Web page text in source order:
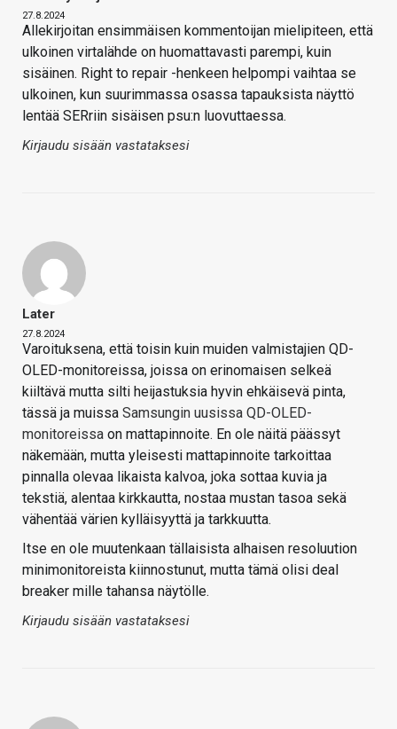
27.8.2024
Allekirjoitan ensimmäisen kommentoijan mielipiteen, että
ulkoinen virtalähde on huomattavasti parempi, kuin
sisäinen. Right to repair -henkeen helpompi vaihtaa se
ulkoinen, kun suurimmassa osassa tapauksista näyttö
lentää SERriin sisäisen psu:n luovuttaessa.
Kirjaudu sisään vastataksesi
Later
27.8.2024
Varoituksena, että toisin kuin muiden valmistajien QD-
OLED-monitoreissa, joissa on erinomaisen selkeä
kiiltävä mutta silti heijastuksia hyvin ehkäisevä pinta,
tässä ja muissa Samsungin uusissa QD-OLED-
monitoreissa on mattapinnoite. En ole näitä päässyt
näkemään, mutta yleisesti mattapinnoite tarkoittaa
pinnalla olevaa likaista kalvoa, joka sottaa kuvia ja
tekstiä, alentaa kirkkautta, nostaa mustan tasoa sekä
vähentää värien kylläisyyttä ja tarkkuutta.
Itse en ole muutenkaan tällaisista alhaisen resoluution
minimonitoreista kiinnostunut, mutta tämä olisi deal
breaker mille tahansa näytölle.
Kirjaudu sisään vastataksesi